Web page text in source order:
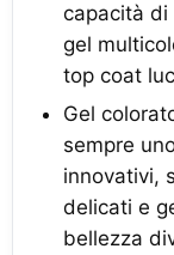
capacità di
gel
top coat
Gel
sempre
innovativi,
delicati e
bellezza